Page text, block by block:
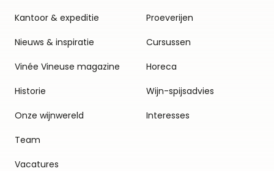
Kantoor & expeditie
Nieuws & inspiratie
Vinée Vineuse magazine
Historie
Onze wijnwereld
Team
Vacatures
Proeverijen
Cursussen
Horeca
Wijn-spijsadvies
Interesses